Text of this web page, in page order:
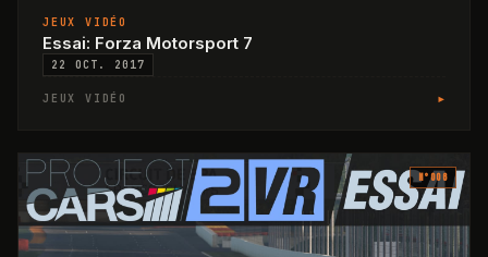
JEUX VIDÉO
Essai: Forza Motorsport 7
22 OCT. 2017
JEUX VIDÉO ▸
N°006